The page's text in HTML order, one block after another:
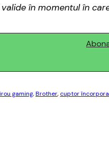
în momentul în
gaming,Brother, cuptor